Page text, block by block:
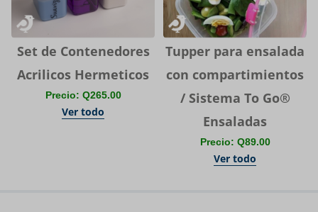
Set de Contenedores
Acrilicos Hermeticos
Precio: Q265.00
Ver todo
Tupper para ensalada
con compartimientos
/ Sistema To Go®
Ensaladas
Precio: Q89.00
Ver todo